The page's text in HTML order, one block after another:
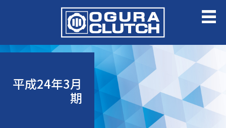
平成24年3月
期